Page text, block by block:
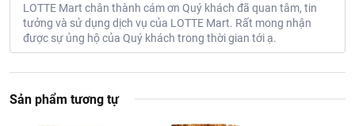
LOTTE Mart chân thành cám ơn Quý khách đã quan tâm, tin
tưởng và sử dụng dịch vụ của LOTTE Mart. Rất mong nhận
được sự ủng hộ của Quý khách trong thời gian tới ạ.
Sản phẩm tương tự